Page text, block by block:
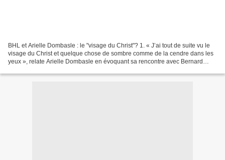
BHL et Arielle Dombasle : le "visage du Christ"? 1. « J’ai tout de suite vu le
visage du Christ et quelque chose de sombre comme de la cendre dans les
yeux », relate Arielle Dombasle en évoquant sa rencontre avec Bernard